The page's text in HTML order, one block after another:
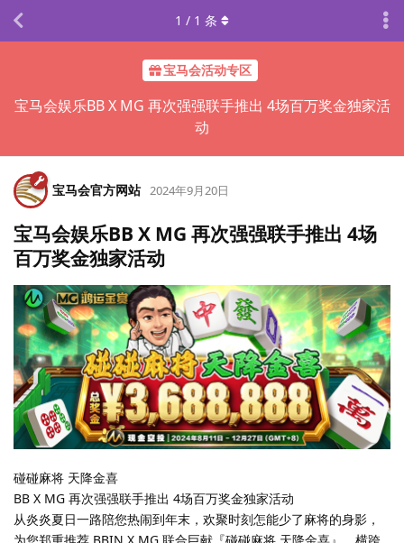
宝马会活动专区
宝马会娱乐BB X MG 再次强强联手推出 4场百万奖金独家活
动
1 / 1 条
宝马会官方网站 2024年9月20日
宝马会娱乐BB X MG 再次强强联手推出 4场
百万奖金独家活动
碰碰麻将 天降金喜
BB X MG 再次强强联手推出 4场百万奖金独家活动
从炎炎夏日一路陪您热闹到年末，欢聚时刻怎能少了麻将的身影，